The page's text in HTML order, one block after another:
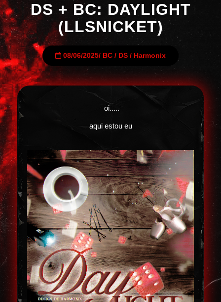
DS + BC: DAYLIGHT
(LLSNICKET)
08/06/2025/ BC / DS / Harmonix
oi.....
aqui estou eu